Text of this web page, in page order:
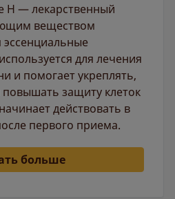
Н — лекарственный
веществом
эссенциальные
для лечения
и помогает укреплять,
повышать защиту клеток
действовать в
первого приема.
больше